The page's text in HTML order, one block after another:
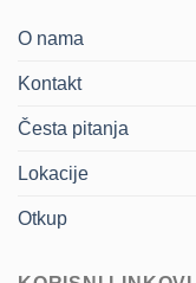
O nama
Kontakt
Česta pitanja
Lokacije
Otkup